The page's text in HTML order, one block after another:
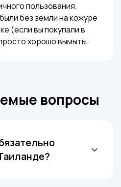
пользования.
без земли на кожуре
(если вы покупали в
хорошо вымыты.
вопросы